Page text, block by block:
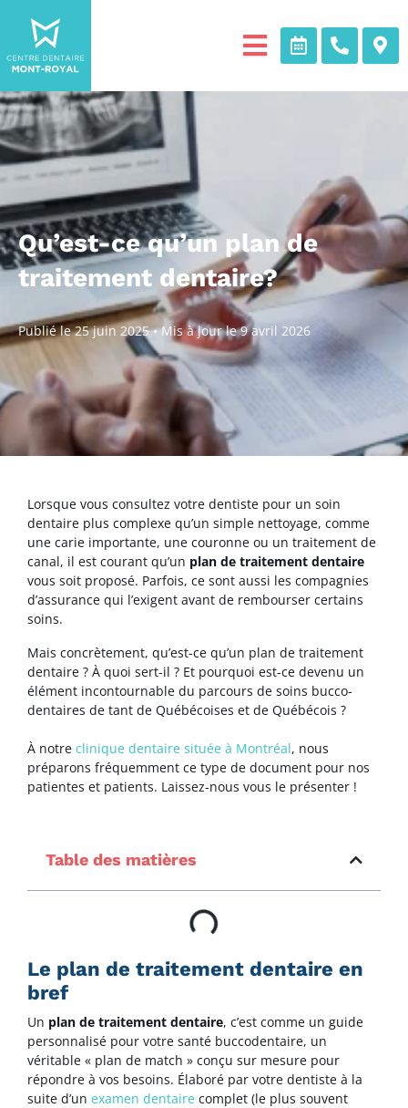
Qu’est-ce qu’un plan de
traitement dentaire?
Publié le25 juin 2025•Mis à jour le9 avril 2026
Lorsque vous consultez votre dentiste pour un soin
dentaire plus complexe qu’un simple nettoyage, comme
une carie importante, une couronne ou un traitement de
canal, il est courant qu’un plan de traitement dentaire
vous soit proposé. Parfois, ce sont aussi les compagnies
d’assurance qui l’exigent avant de rembourser certains
soins.
Mais concrètement, qu’est-ce qu’un plan de traitement
dentaire ? À quoi sert-il ? Et pourquoi est-ce devenu un
élément incontournable du parcours de soins bucco-
dentaires de tant de Québécoises et de Québécois ?
À notre clinique dentaire située à Montréal, nous
préparons fréquemment ce type de document pour nos
patientes et patients. Laissez-nous vous le présenter !
Table des matières
Le plan de traitement dentaire en
bref
Un plan de traitement dentaire, c’est comme un guide
personnalisé pour votre santé buccodentaire, un
véritable « plan de match » conçu sur mesure pour
répondre à vos besoins. Élaboré par votre dentiste à la
suite d’un examen dentaire complet (le plus souvent